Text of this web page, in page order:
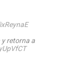
y retorna a